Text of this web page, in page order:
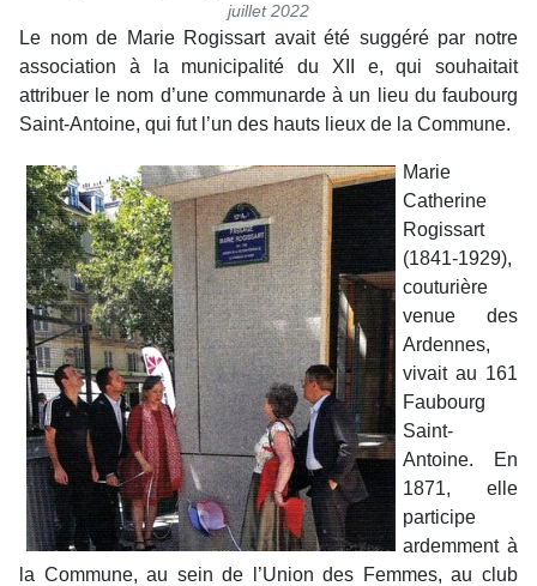
juillet 2022
Le nom de Marie Rogissart avait été suggéré par notre
association à la municipalité du XII e, qui souhaitait
attribuer le nom d’une communarde à un lieu du faubourg
Saint-Antoine, qui fut l’un des hauts lieux de la Commune.
Marie
Catherine
Rogissart
(1841-1929),
couturière
venue des
Ardennes,
vivait au 161
Faubourg
Saint-
Antoine. En
1871, elle
participe
ardemment à
la Commune, au sein de l’Union des Femmes, au club